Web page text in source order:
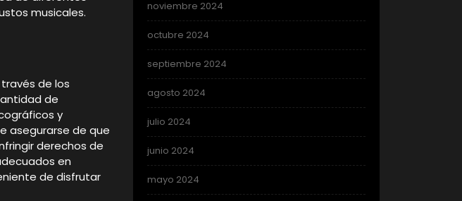
musicales.
de los
de
y
asegurarse de que
derechos de
en
de disfrutar
noviembre 2024
octubre 2024
septiembre 2024
agosto 2024
julio 2024
junio 2024
mayo 2024